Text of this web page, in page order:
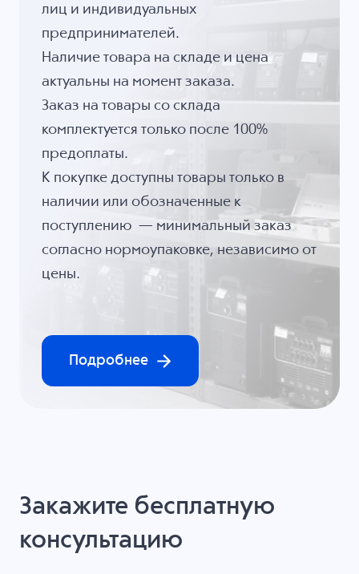
лиц и индивидуальных
предпринимателей.
Наличие товара на складе и цена
актуальны на момент заказа.
Заказ на товары со склада
комплектуется только после 100%
предоплаты.
К покупке доступны товары только в
наличии или обозначенные к
поступлению — минимальный заказ
согласно нормоупаковке, независимо от
цены.
Подробнее
Закажите бесплатную
консультацию